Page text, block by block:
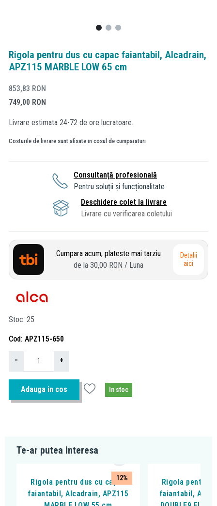
Rigola pentru dus cu capac faiantabil, Alcadrain,
APZ115 MARBLE LOW 65 cm
853,83RON
749,00 RON
Livrare estimata 24-72 de ore lucratoare.
Costurile de livrare sunt afisate in cosul de cumparaturi
Consultanță profesională
Pentru soluții și funcționalitate
Deschidere colet la livrare
Livrare cu verificarea coletului
Cumpara acum, plateste mai tarziu
de la 30,00 RON / Luna
Detalii
aici
Stoc 25
Cod APZ115-650
− +
Adauga in cos In stoc
Te-ar putea interesa
12%
Rigola pentru dus cu capac
faiantabil, Alcadrain, APZ115
Rigola pentru
faiantabil,